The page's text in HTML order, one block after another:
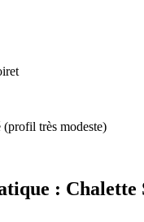
(profil très modeste)
: Chalette